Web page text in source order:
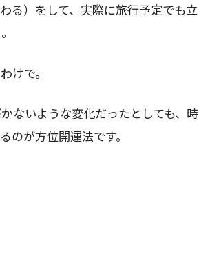
る）をして、実際に旅行予定でも立
けで。
ないような変化だったとしても、時
のが方位開運法です。